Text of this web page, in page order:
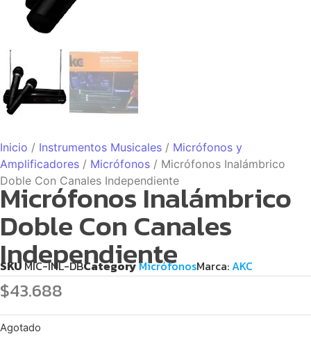
Inicio / Instrumentos Musicales / Micrófonos y
Amplificadores / Micrófonos / Micrófonos Inalámbrico
Doble Con Canales Independiente
Micrófonos Inalámbrico
Doble Con Canales
Independiente
SKUMIC-INL-DBCategoryMicrófonosMarca:AKC
$43.688
Agotado